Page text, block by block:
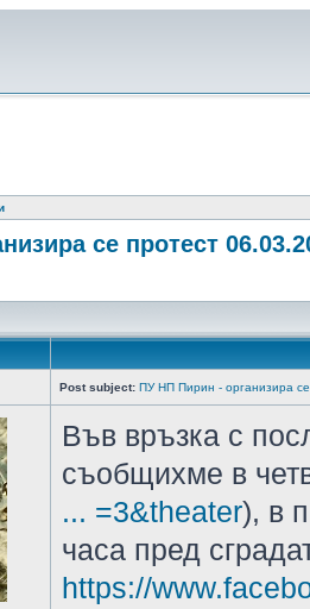
се протест
Post subject: ПУ НП Пирин - организира
Във връзка с
съобщихме в
... =3&theater), в
часа пред
https://